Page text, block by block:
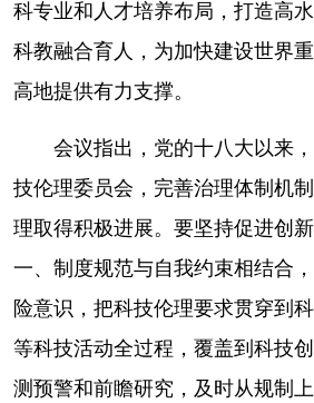
科专业和人才培养布局，打造高
科教融合育人，为加快建设世界
高地提供有力支撑。
会议指出，党的十八大以来，
技伦理委员会，完善治理体制机
理取得积极进展。要坚持促进创
一、制度规范与自我约束相结合
险意识，把科技伦理要求贯穿到
等科技活动全过程，覆盖到科技
测预警和前瞻研究，及时从规制